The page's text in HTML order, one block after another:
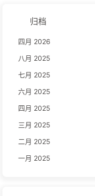
归档
四月 2026
八月 2025
七月 2025
六月 2025
四月 2025
三月 2025
二月 2025
一月 2025